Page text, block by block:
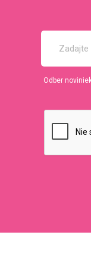
Odber